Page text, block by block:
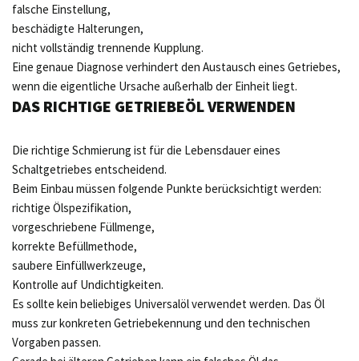
falsche Einstellung,
beschädigte Halterungen,
nicht vollständig trennende Kupplung.
Eine genaue Diagnose verhindert den Austausch eines Getriebes,
wenn die eigentliche Ursache außerhalb der Einheit liegt.
DAS RICHTIGE GETRIEBEÖL VERWENDEN
Die richtige Schmierung ist für die Lebensdauer eines
Schaltgetriebes entscheidend.
Beim Einbau müssen folgende Punkte berücksichtigt werden:
richtige Ölspezifikation,
vorgeschriebene Füllmenge,
korrekte Befüllmethode,
saubere Einfüllwerkzeuge,
Kontrolle auf Undichtigkeiten.
Es sollte kein beliebiges Universalöl verwendet werden. Das Öl
muss zur konkreten Getriebekennung und den technischen
Vorgaben passen.